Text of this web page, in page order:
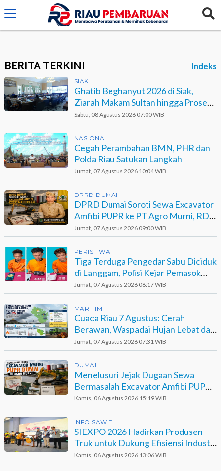
crossorigin="anonymous">
BERITA TERKINI Indeks
SIAK
Ghatib Beghanyut 2026 di Siak,
Ziarah Makam Sultan hingga Prosesi
di Sungai
Sabtu, 08 Agustus 2026 07:00 WIB
NASIONAL
Cegah Perambahan BMN, PHR dan
Polda Riau Satukan Langkah
Jumat, 07 Agustus 2026 10:04 WIB
DPRD DUMAI
DPRD Dumai Soroti Sewa Excavator
Amfibi PUPR ke PT Agro Murni, RDP
Jadi Opsi
Jumat, 07 Agustus 2026 09:00 WIB
PERISTIWA
Tiga Terduga Pengedar Sabu Diciduk
di Langgam, Polisi Kejar Pemasok
Berinisial GA
Jumat, 07 Agustus 2026 08:17 WIB
MARITIM
Cuaca Riau 7 Agustus: Cerah
Berawan, Waspadai Hujan Lebat dan
Petir
Jumat, 07 Agustus 2026 07:31 WIB
DUMAI
Menelusuri Jejak Dugaan Sewa
Bermasalah Excavator Amfibi PUPR
Dumai di Agro Murni
Kamis, 06 Agustus 2026 15:19 WIB
INFO SAWIT
SIEXPO 2026 Hadirkan Produsen
Truk untuk Dukung Efisiensi Industri
Sawit
Kamis, 06 Agustus 2026 13:06 WIB